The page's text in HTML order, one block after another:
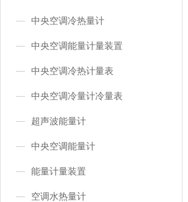
中央空调冷热量计
中央空调能量计量装置
中央空调冷热计量表
中央空调冷量计冷量表
超声波能量计
中央空调能量计
能量计量装置
空调水热量计